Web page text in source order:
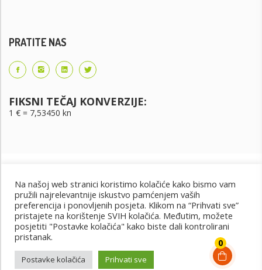
0
PRATITE NAS
FIKSNI TEČAJ KONVERZIJE:
1 € = 7,53450 kn
Uvjeti korištenja Uvjeti kupnje
Cjenik oglašavanja
@2022 - Design by: PET PORTAL
Na našoj web stranici koristimo kolačiće kako bismo vam
pružili najrelevantnije iskustvo pamćenjem vaših
preferencija i ponovljenih posjeta. Klikom na “Prihvati sve”
pristajete na korištenje SVIH kolačića. Međutim, možete
posjetiti "Postavke kolačića" kako biste dali kontrolirani
pristanak.
Postavke kolačića Prihvati sve